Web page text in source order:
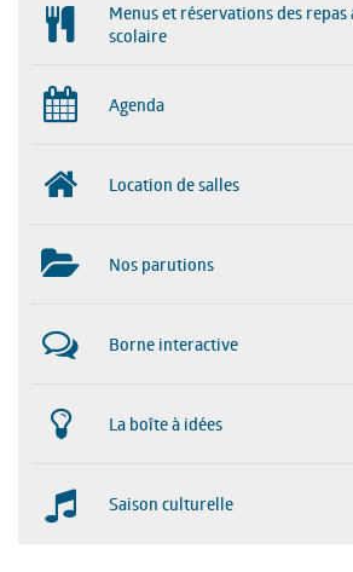
Menus et réservations des
scolaire
Agenda
Location de salles
Nos parutions
Borne interactive
La boîte à idées
Saison culturelle